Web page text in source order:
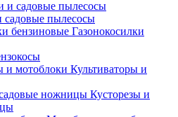
садовые пылесосы
Газонокосилки
Культиваторы и
Кусторезы и